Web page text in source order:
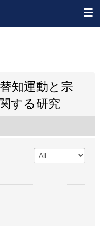
知運動と宗
する研究